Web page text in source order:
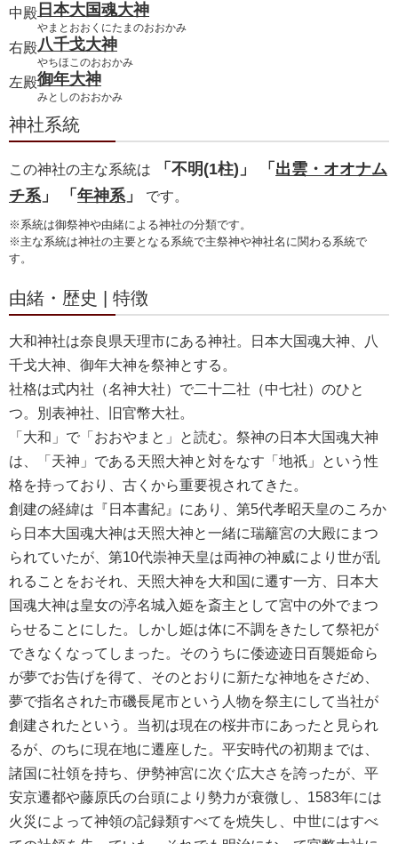
中殿 日本大国魂大神
やまとおおくにたまのおおかみ
右殿八千戈大神
やちほこのおおかみ
左殿御年大神
みとしのおおかみ
神社系統
この神社の主な系統は 「不明(1柱)」 「 出雲・オオナム
チ系」 「 年神系」 です。
※系統は御祭神や由緒による神社の分類です。
※主な系統は神社の主要となる系統で主祭神や神社名に関わる系統で
す。
由緒・歴史 | 特徴
大和神社は奈良県天理市にある神社。日本大国魂大神、八
千戈大神、御年大神を祭神とする。
社格は式内社（名神大社）で二十二社（中七社）のひと
つ。別表神社、旧官幣大社。
「大和」で「おおやまと」と読む。祭神の日本大国魂大神
は、「天神」である天照大神と対をなす「地祇」という性
格を持っており、古くから重要視されてきた。
創建の経緯は『日本書紀』にあり、第5代孝昭天皇のころか
ら日本大国魂大神は天照大神と一緒に瑞籬宮の大殿にまつ
られていたが、第10代崇神天皇は両神の神威により世が乱
れることをおそれ、天照大神を大和国に遷す一方、日本大
国魂大神は皇女の渟名城入姫を斎主として宮中の外でまつ
らせることにした。しかし姫は体に不調をきたして祭祀が
できなくなってしまった。そのうちに倭迹迹日百襲姫命ら
が夢でお告げを得て、そのとおりに新たな神地をさだめ、
夢で指名された市磯長尾市という人物を祭主にして当社が
創建されたという。当初は現在の桜井市にあったと見られ
るが、のちに現在地に遷座した。平安時代の初期までは、
諸国に社領を持ち、伊勢神宮に次ぐ広大さを誇ったが、平
安京遷都や藤原氏の台頭により勢力が衰微し、1583年には
火災によって神領の記録類すべてを焼失し、中世にはすべ